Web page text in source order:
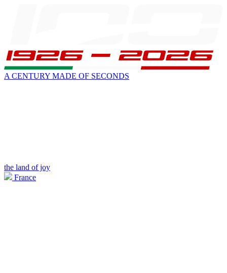
A CENTURY MADE OF SECONDS
the land of joy
France